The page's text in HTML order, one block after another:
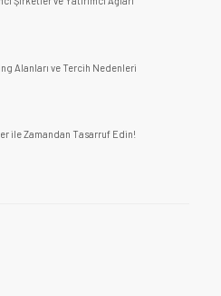
Alanları ve Tercih Nedenleri
ile Zamandan Tasarruf Edin!